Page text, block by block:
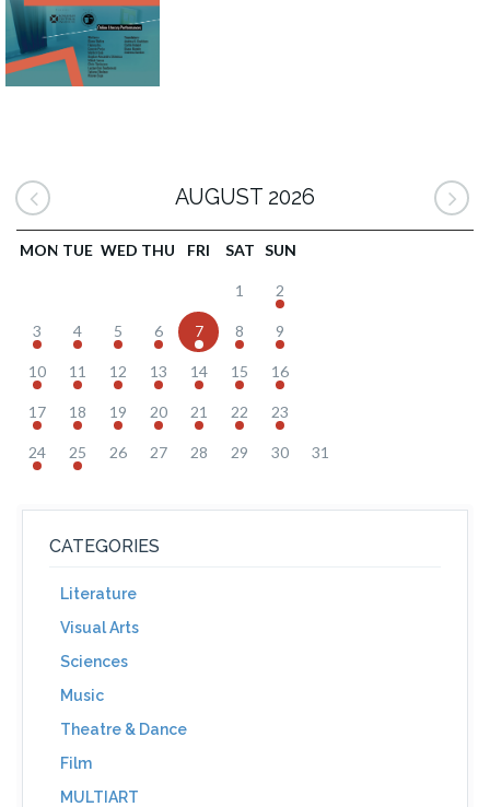
AUGUST 2026
MON TUE WED THU FRI SAT SUN
1 2
3 4 5 6 7 8 9
10 11 12 13 14 15 16
17 18 19 20 21 22 23
24 25 26 27 28 29 30 31
CATEGORIES
Literature
Visual Arts
Sciences
Music
Theatre & Dance
Film
MULTIART